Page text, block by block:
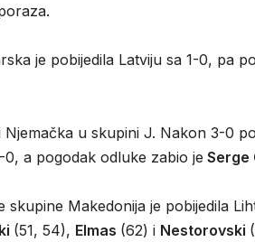
je pobijedila Latviju sa 1-0, pa
Njemačka u skupini J. Nakon 3-0
a pogodak odluke zabio je Serge
Makedonija je pobijedila
(51, 54), Elmas (62) i Nestorovski